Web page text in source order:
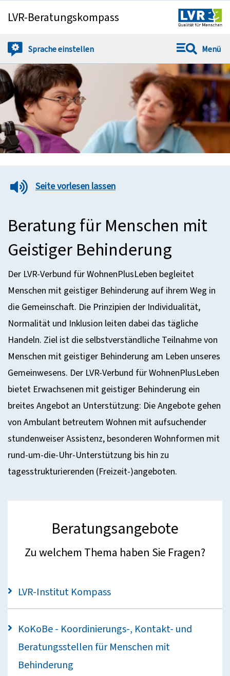
Springe direkt zu:
LVR-Beratungskompass
Spracheeinstellen Menü
Seite vorlesen lassen
Beratung für Menschen mit
Geistiger Behinderung
Der LVR-Verbund für WohnenPlusLeben begleitet
Menschen mit geistiger Behinderung auf ihrem Weg in
die Gemeinschaft. Die Prinzipien der Individualität,
Normalität und Inklusion leiten dabei das tägliche
Handeln. Ziel ist die selbstverständliche Teilnahme von
Menschen mit geistiger Behinderung am Leben unseres
Gemeinwesens. Der LVR-Verbund für WohnenPlusLeben
bietet Erwachsenen mit geistiger Behinderung ein
breites Angebot an Unterstützung: Die Angebote gehen
von Ambulant betreutem Wohnen mit aufsuchender
stundenweiser Assistenz, besonderen Wohnformen mit
rund-um-die-Uhr-Unterstützung bis hin zu
tagesstrukturierenden (Freizeit-)angeboten.
Beratungsangebote
Zu welchem Thema haben Sie Fragen?
LVR-Institut Kompass
KoKoBe - Koordinierungs-, Kontakt- und
Beratungsstellen für Menschen mit
Behinderung